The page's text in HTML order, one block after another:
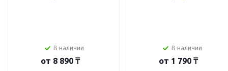
В наличии
от 8 890 ₸
В наличии
от 1 790 ₸